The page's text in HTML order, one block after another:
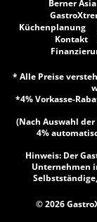
Berner Asia
Küchenplanung
Kontakt
* Alle Preise
*4% Vorkasse-
(Nach Auswahl
4%
Hinweis: Der
Unternehmen
© 2026